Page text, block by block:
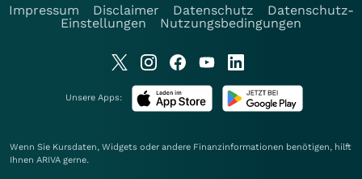
Impressum
Disclaimer Datenschutz
Datenschutz-
Einstellungen
Nutzungsbedingungen
Unsere Apps:
Wenn Sie Kursdaten, Widgets oder andere Finanzinformationen benötigen, hilft
Ihnen ARIVA gerne.